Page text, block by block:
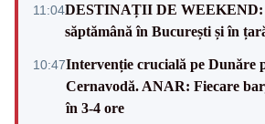
11:04DESTINAȚII DE WEEKEND:
săptămână în București și în
10:47Intervenție crucială pe Dunăre
Cernavodă. ANAR: Fiecare
în 3-4 ore